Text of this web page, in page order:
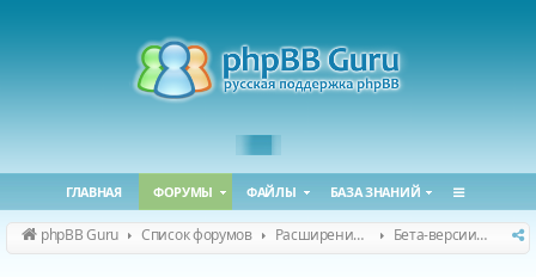
ГЛАВНАЯ ФОРУМЫ ФАЙЛЫ БАЗА ЗНАНИЙ
phpBB Guru Список форумов Расширения phpBB Бета-версии расширений для phpBB